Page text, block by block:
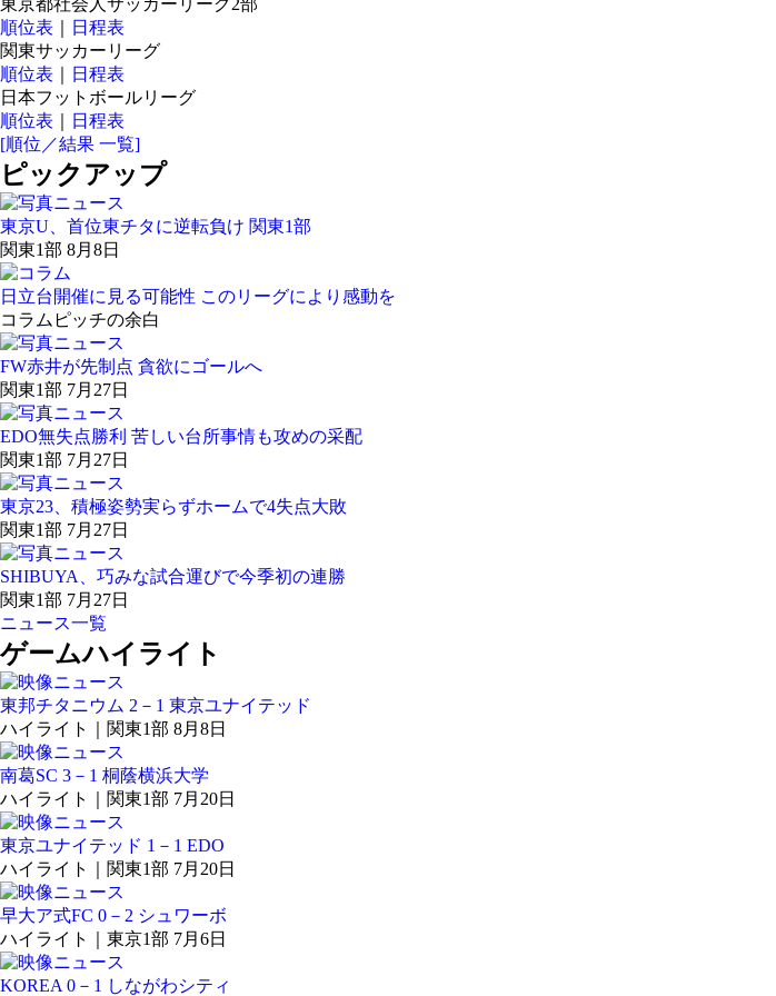
順位表
日程表
関東サッカーリーグ
順位表
日程表
日本フットボールリーグ
順位表
日程表
[順位／結果 一覧]
ピックアップ
東京U、首位東チタに逆転負け 関東1部
関東1部 8月8日
日立台開催に見る可能性 このリーグにより感動を
コラム ピッチの余白
FW赤井が先制点 貪欲にゴールへ
関東1部 7月27日
EDO無失点勝利 苦しい台所事情も攻めの采配
関東1部 7月27日
東京23、積極姿勢実らずホームで4失点大敗
関東1部 7月27日
SHIBUYA、巧みな試合運びで今季初の連勝
関東1部 7月27日
ニュース一覧
ゲームハイライト
東邦チタニウム 2－1 東京ユナイテッド
ハイライト｜関東1部 8月8日
南葛SC 3－1 桐蔭横浜大学
ハイライト｜関東1部 7月20日
東京ユナイテッド 1－1 EDO
ハイライト｜関東1部 7月20日
早大ア式FC 0－2 シュワーボ
ハイライト｜東京1部 7月6日
KOREA 0－1 しながわシティ